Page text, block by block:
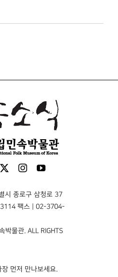
시 종로구 삼청로 37
팩스 | 02-3704-
물관. ALL RIGHTS
먼저 만나보세요.